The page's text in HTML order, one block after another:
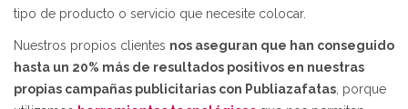
tipo de producto o servicio que necesite colocar.
Nuestros propios clientes nos aseguran que han conseguido
hasta un 20% más de resultados positivos en nuestras
propias campañas publicitarias con Publiazafatas, porque